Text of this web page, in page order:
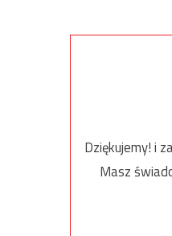
Dziękujemy! i
Masz